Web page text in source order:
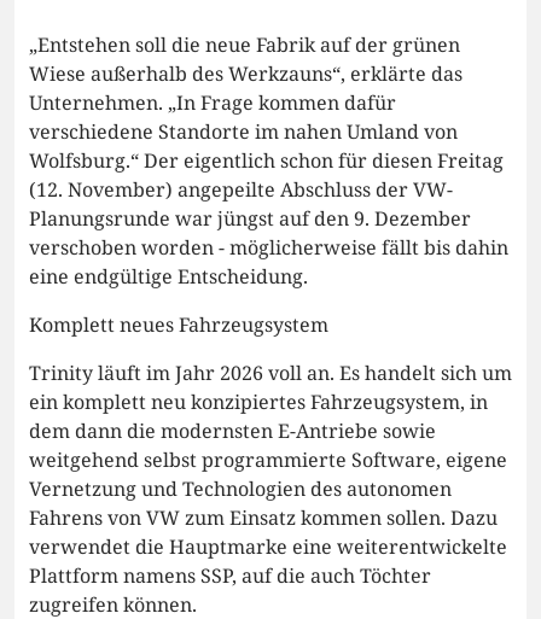
„Entstehen soll die neue Fabrik auf der grünen
Wiese außerhalb des Werkzauns“, erklärte das
Unternehmen. „In Frage kommen dafür
verschiedene Standorte im nahen Umland von
Wolfsburg.“ Der eigentlich schon für diesen Freitag
(12. November) angepeilte Abschluss der VW-
Planungsrunde war jüngst auf den 9. Dezember
verschoben worden - möglicherweise fällt bis dahin
eine endgültige Entscheidung.
Komplett neues Fahrzeugsystem
Trinity läuft im Jahr 2026 voll an. Es handelt sich um
ein komplett neu konzipiertes Fahrzeugsystem, in
dem dann die modernsten E-Antriebe sowie
weitgehend selbst programmierte Software, eigene
Vernetzung und Technologien des autonomen
Fahrens von VW zum Einsatz kommen sollen. Dazu
verwendet die Hauptmarke eine weiterentwickelte
Plattform namens SSP, auf die auch Töchter
zugreifen können.